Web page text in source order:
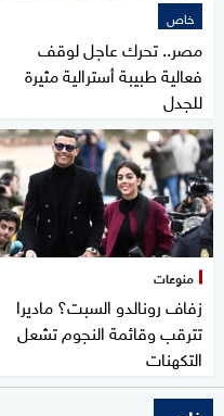
خاص
مصر.. تحرك عاجل لوقف
فعالية طبيبة أسترالية مثيرة
للجدل
منوعات
زفاف رونالدو السبت؟ ماديرا
تترقب وقائمة النجوم تشعل
التكهنات